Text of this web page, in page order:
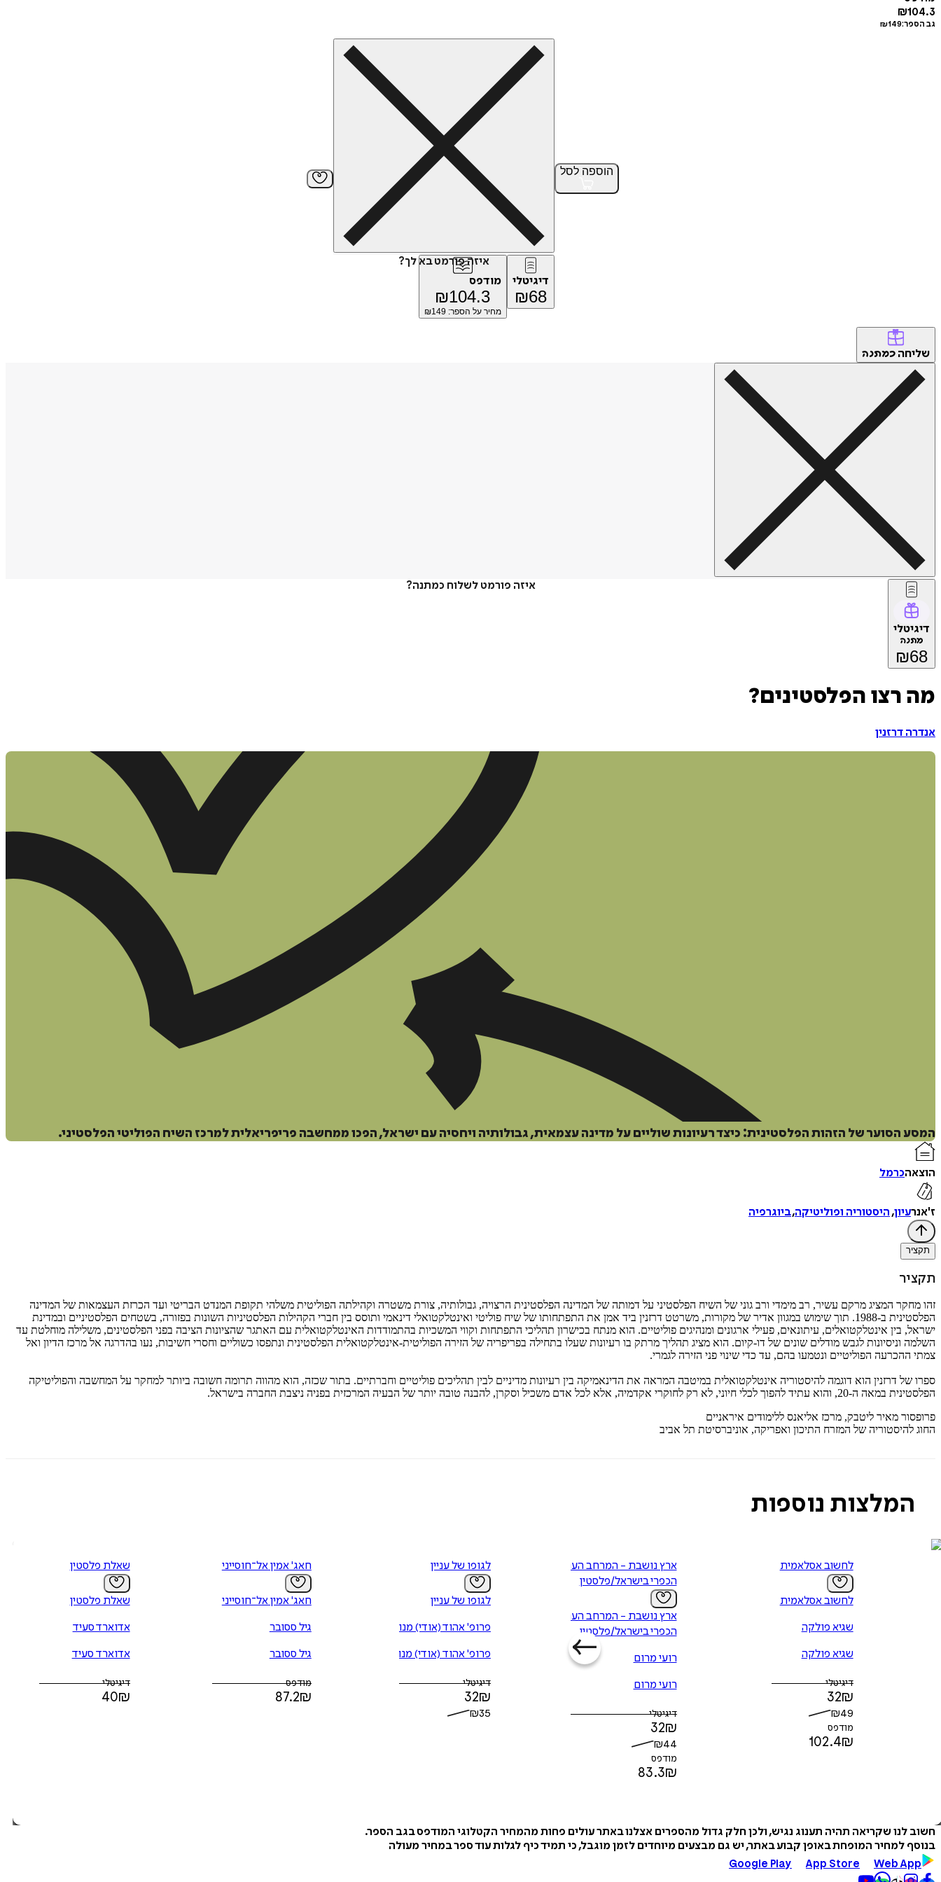
₪104.3
גב הספר: ₪149
הוספה לסל
איזה פורמט בא לך?
דיגיטלי
₪68
מודפס
₪104.3
מחיר על הספר: ₪ 149
שליחה כמתנה
איזה פורמט לשלוח כמתנה?
דיגיטלי
מתנה
₪68
מה רצו הפלסטינים?
אנדרה דרזנין
המסע הסוער של הזהות הפלסטינית: כיצד רעיונות שוליים על מדינה עצמאית, גבולותיה ויחסיה עם ישראל, הפכו ממחשבה פריפריאלית למרכז השיח הפוליטי הפלסטיני.
הוצאהכרמל
ז'אנרעיון,היסטוריה ופוליטיקה,ביוגרפיה
תקציר
תקציר
זהו מחקר המציג מרקם עשיר, רב מימדי ורב גוני של השיח הפלסטיני על דמותה של המדינה הפלסטינית הרצויה, גבולותיה, צורת משטרה וקהילתה הפוליטית משלהי תקופת המנדט הבריטי ועד הכרזת העצמאות של המדינה
הפלסטינית ב-1988. תוך שימוש במגוון אדיר של מקורות, משרטט דרזנין ביד אמן את התפתחותו של שיח פוליטי ואינטלקטואלי דינאמי ותוסס בין חברי הקהילות הפלסטיניות השונות בפזורה, בשטחים הפלסטיניים ובמדינת
ישראל, בין אינטלקטואלים, עיתונאים, פעילי ארגונים ומנהיגים פוליטיים. הוא מנתח בכישרון תהליכי התפתחות וקווי המשכיות בהתמודדות האינטלקטואלית עם האתגר שהציונות הציבה בפני הפלסטינים, משלילה מוחלטת עד
השלמה וניסיונות לגבש מודלים שונים של דו-קיום. הוא מציג תהליך מרתק בו רעיונות שעלו בתחילה בפריפריה של הזירה הפוליטית-אינטלקטואלית הפלסטינית ונתפסו כשוליים וחסרי חשיבות, נעו בהדרגה אל מרכז הדיון ואל
צמתי ההכרעה הפוליטיים ונטמעו בהם, עד כדי שינוי פני הזירה לגמרי.
ספרו של דרזנין הוא דוגמה להיסטוריה אינטלקטואלית במיטבה המראה את הדינאמיקה בין רעיונות מדיניים לבין תהליכים פוליטיים וחברתיים. בתור שכזה, הוא מהווה תרומה חשובה ביותר למחקר על המחשבה והפוליטיקה
הפלסטינית במאה ה-20, והוא עתיד להפוך לכלי חיוני, לא רק לחוקרי אקדמיה, אלא לכל אדם משכיל וסקרן, להבנה טובה יותר של הבעיה המרכזית בפניה ניצבת החברה בישראל.
פרופסור מאיר ליטבק, מרכז אליאנס ללימודים איראניים
החוג להיסטוריה של המזרח התיכון ואפריקה, אוניברסיטת תל אביב
המלצות נוספות
לחשוב אסלאמית
לחשוב אסלאמית
שגיא פולקה
שגיא פולקה
דיגיטלי
32₪
₪49
מודפס
102.4₪
ארץ נושבת - המרחב הערבי
הכפרי בישראל/פלסטין
ארץ נושבת - המרחב הערבי
הכפרי בישראל/פלסטין
רועי מרום
רועי מרום
דיגיטלי
32₪
₪44
מודפס
83.3₪
לגופו של עניין
לגופו של עניין
פרופ' אהוד (אודי) מנור
פרופ' אהוד (אודי) מנור
דיגיטלי
32₪
₪35
חאג' אמין אל־חוסייני
חאג' אמין אל־חוסייני
גיל ססובר
גיל ססובר
מודפס
87.2₪
שאלת פלסטין
שאלת פלסטין
אדוארד סעיד
אדוארד סעיד
דיגיטלי
40₪
חשוב לנו שקריאה תהיה תענוג נגיש, ולכן חלק גדול מהספרים אצלנו באתר עולים פחות מהמחיר הקטלוגי המודפס בגב הספר.
בנוסף למחיר המופחת באופן קבוע באתר, יש גם מבצעים מיוחדים לזמן מוגבל, כי תמיד כיף לגלות עוד ספר במחיר מעולה
Google Play
App Store Web App